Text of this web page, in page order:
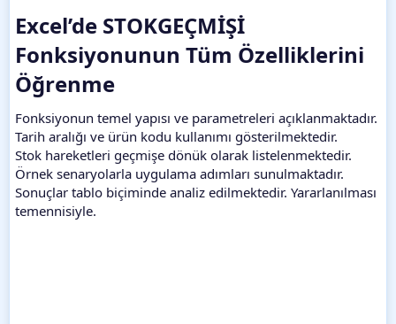
Excel’de STOKGEÇMİŞİ
Fonksiyonunun Tüm Özelliklerini
Öğrenme​
Fonksiyonun temel yapısı ve parametreleri açıklanmaktadır.
Tarih aralığı ve ürün kodu kullanımı gösterilmektedir.
Stok hareketleri geçmişe dönük olarak listelenmektedir.
Örnek senaryolarla uygulama adımları sunulmaktadır.
Sonuçlar tablo biçiminde analiz edilmektedir. Yararlanılması
temennisiyle.